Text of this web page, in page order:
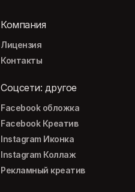
Компания
Лицензия
Контакты
Соцсети: другое
Facebook обложка
Facebook Креатив
Instagram Иконка
Instagram Коллаж
Рекламный креатив